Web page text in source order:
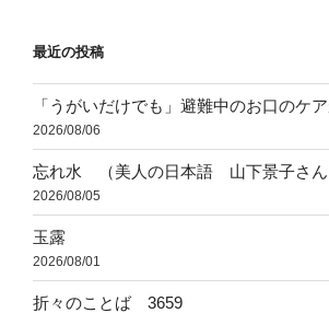
ン
最近の投稿
「うがいだけでも」避難中のお口のケ
2026/08/06
忘れ水 （美人の日本語 山下景子さん
2026/08/05
玉露
2026/08/01
折々のことば 3659